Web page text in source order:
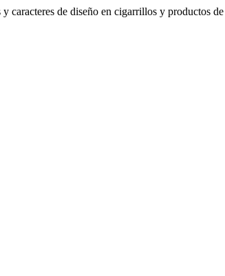
caracteres de diseño en cigarrillos y productos